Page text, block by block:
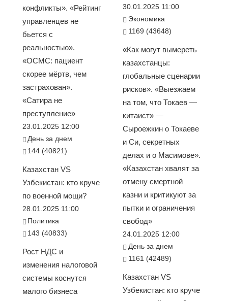
конфликты». «Рейтинг
управленцев не
бьется с
реальностью».
«ОСМС: пациент
скорее мёртв, чем
застрахован».
«Сатира не
преступление»
23.01.2025 12:00
День за днем
144 (40821)
Казахстан VS
Узбекистан: кто круче
по военной мощи?
28.01.2025 11:00
Политика
143 (40833)
Рост НДС и
изменения налоговой
системы коснутся
малого бизнеса
30.01.2025 11:00
Экономика
1169 (43648)
«Как могут вымереть
казахстанцы:
глобальные сценарии
рисков». «Выезжаем
на том, что Токаев —
китаист» —
Сыроежкин о Токаеве
и Си, секретных
делах и о Масимове».
«Казахстан хвалят за
отмену смертной
казни и критикуют за
пытки и ограничения
свобод»
24.01.2025 12:00
День за днем
1161 (42489)
Казахстан VS
Узбекистан: кто круче